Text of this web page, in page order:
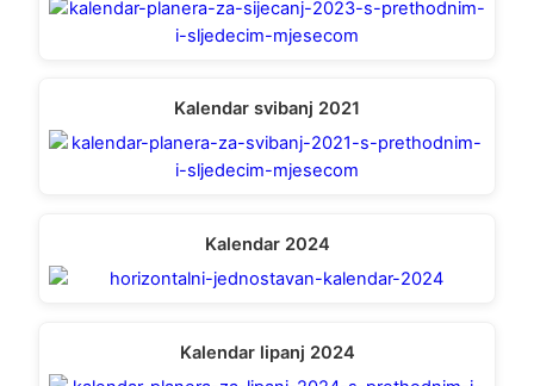
Kalendar svibanj 2021
Kalendar 2024
Kalendar lipanj 2024